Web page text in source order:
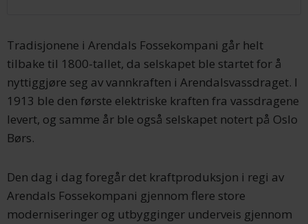
Tradisjonene i Arendals Fossekompani går helt
tilbake til 1800-tallet, da selskapet ble startet for å
nyttiggjøre seg av vannkraften i Arendalsvassdraget. I
1913 ble den første elektriske kraften fra vassdragene
levert, og samme år ble også selskapet notert på Oslo
Børs.
Den dag i dag foregår det kraftproduksjon i regi av
Arendals Fossekompani gjennom flere store
moderniseringer og utbygginger underveis gjennom